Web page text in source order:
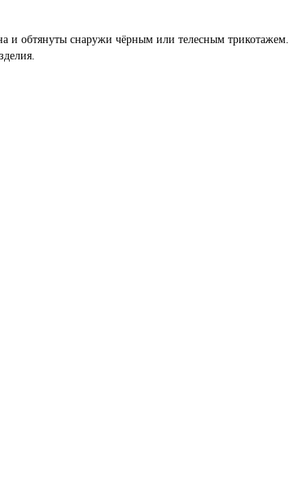
и обтянуты снаружи чёрным или телесным трикотажем.